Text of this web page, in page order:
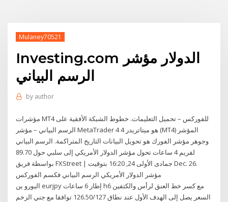
Mulaney70521
Investing.com الدولار مؤشر
الرسم البياني
by author
مؤشرات MT4 للفوركس – تحميل التعليمات. خطوط الشبكة الأفقية على
الرسم البياني – مؤشر MetaTrader 4 هو ميتاتريدر 4 (MT4) المؤشر
وجوهر مؤشر الفورك هو تحويل البيانات التاريخ المتراكمة. الرسم البياني
لفريم 4 ساعات تحول مؤشر الدولار الأمريكي إلى سلبي حول 89.70
بواسطة فريق FXStreet | جمادى الأولى 24, 16:20 بتوقيت Dec. 26.
مؤشر الدولار الأمريكي الرسم البياني فكسم الفوركس
اليورو ين eurjpy إطار 6 ساعات h6 مع كسر خط العنق لرأس والكتفين
السعر يصل إلى الهدف الأول عند نطاق 126.50/127 توافقا مع جني الزخم